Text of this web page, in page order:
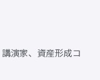
演家、資産形成コ